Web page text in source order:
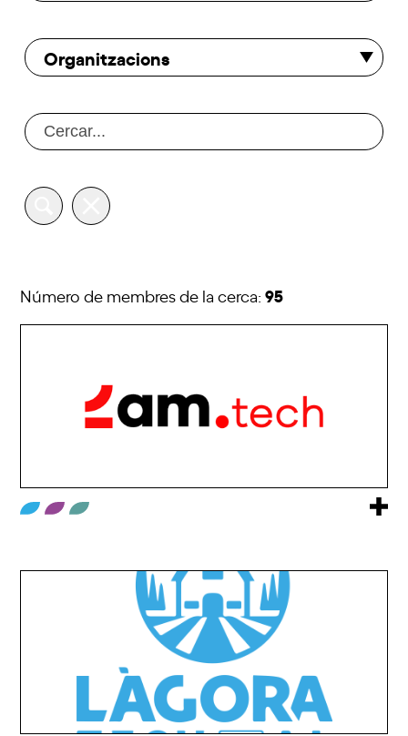
Organitzacions
Número de membres de la cerca:95